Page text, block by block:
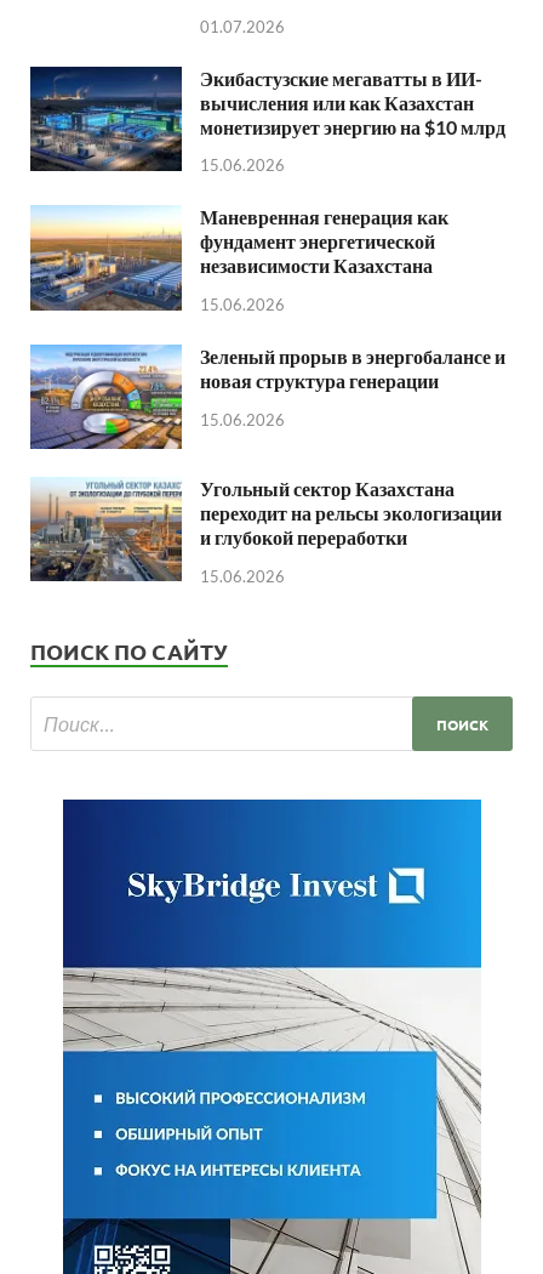
01.07.2026
Экибастузские мегаватты в ИИ-
вычисления или как Казахстан
монетизирует энергию на $10 млрд
15.06.2026
Маневренная генерация как
фундамент энергетической
независимости Казахстана
15.06.2026
Зеленый прорыв в энергобалансе и
новая структура генерации
15.06.2026
Угольный сектор Казахстана
переходит на рельсы экологизации
и глубокой переработки
15.06.2026
ПОИСК ПО САЙТУ